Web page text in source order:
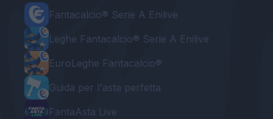
Fantacalcio® Serie A Enilive
Leghe Fantacalcio® Serie A Enilive
EuroLeghe Fantacalcio®
Guida per l'asta perfetta
FantaAsta Live